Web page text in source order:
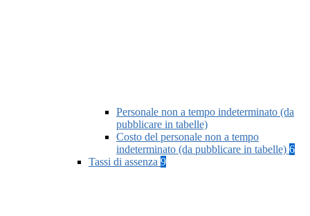
Personale non a tempo indeterminato (da
pubblicare in tabelle)
Costo del personale non a tempo
indeterminato (da pubblicare in tabelle) 6
Tassi di assenza 9